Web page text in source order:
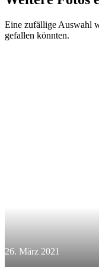
Eine zufällige Auswahl
gefallen könnten.
26. März 2021